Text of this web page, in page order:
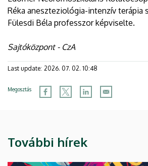
Réka aneszteziológia-intenzív terápia
Fülesdi Béla professzor képviselte.
Sajtóközpont - CzA
Last update: 2026. 07. 02. 10:48
Megosztás
További hírek